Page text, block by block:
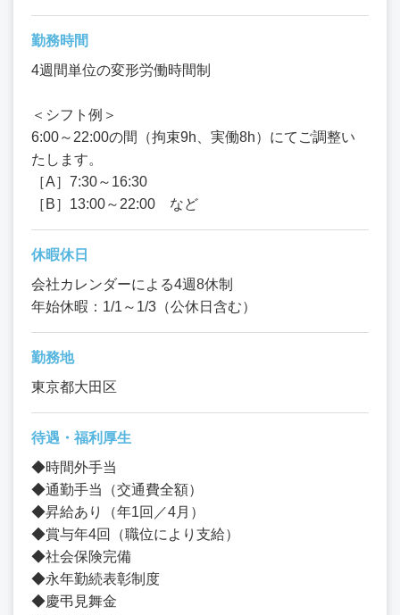
勤務時間
4週間単位の変形労働時間制
＜シフト例＞
6:00～22:00の間（拘束9h、実働8h）にてご調整い
たします。
［A］7:30～16:30
［B］13:00～22:00 など
休暇休日
会社カレンダーによる4週8休制
年始休暇：1/1～1/3（公休日含む）
勤務地
東京都大田区
待遇・福利厚生
◆時間外手当
◆通勤手当（交通費全額）
◆昇給あり（年1回／4月）
◆賞与年4回（職位により支給）
◆社会保険完備
◆永年勤続表彰制度
◆慶弔見舞金